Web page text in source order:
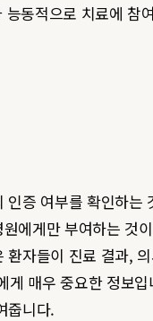
동적으로 치료에 참
증 여부를 확인하
에게만 부여하는 것
자들이 진료 결과,
게 매우 중요한 정보입
줍니다.